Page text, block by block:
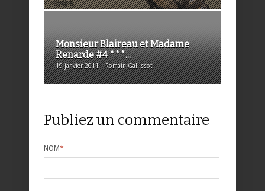
Monsieur Blaireau et Madame
Renarde #4 ***...
19 janvier 2011 | Romain Gallissot
Publiez un commentaire
NOM*